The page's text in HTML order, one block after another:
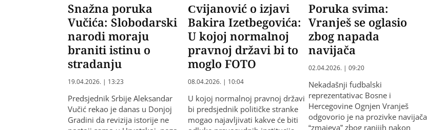
Snažna poruka
Vučića: Slobodarski
narodi moraju
braniti istinu o
stradanju
19.04.2026. | 13:23
Predsjednik Srbije Aleksandar
Vučić rekao je danas u Donjoj
Gradini da revizija istorije ne
Cvijanović o izjavi
Bakira Izetbegovića:
U kojoj normalnoj
pravnoj državi bi to
moglo FOTO
08.04.2026. | 10:04
U kojoj normalnoj pravnoj državi
bi predsjednik političke stranke
mogao najavljivati kakve će biti
Poruka svima:
Vranješ se oglasio
zbog napada
navijača
02.04.2026. | 09:20
Nekadašnji fudbalski
reprezentativac Bosne i
Hercegovine Ognjen Vranješ
odgovorio je na prozivke navijača
“zmajeva” zbog ranijih nakon